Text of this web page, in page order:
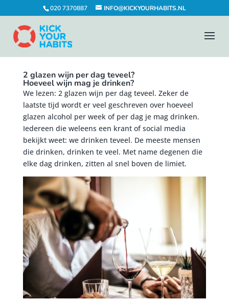
020 7370887 INFO@KICKYOURHABITS.NL
2 glazen wijn per dag teveel?
Hoeveel wijn mag je drinken?
We lezen: 2 glazen wijn per dag teveel. Zeker de
laatste tijd wordt er veel geschreven over hoeveel
glazen alcohol per week of per dag je mag drinken.
Iedereen die weleens een krant of social media
bekijkt weet: we drinken teveel. De meeste mensen
die drinken, drinken te veel. Met name degenen die
elke dag drinken, zitten al snel boven de limiet.